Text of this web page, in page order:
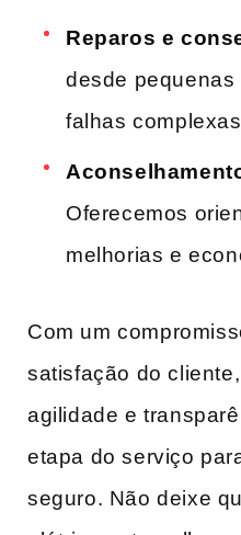
Reparos e
desde pequenas
falhas
Oferecemos
melhorias e
Com um
satisfação do
agilidade e
etapa do serviço
‍seguro. Não deixe